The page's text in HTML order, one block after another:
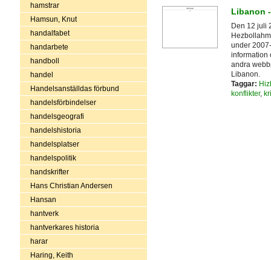
hamstrar
Hamsun, Knut
handalfabet
handarbete
handboll
handel
Handelsanställdas förbund
handelsförbindelser
handelsgeografi
handelshistoria
handelsplatser
handelspolitik
handskrifter
Hans Christian Andersen
Hansan
hantverk
hantverkares historia
harar
Haring, Keith
Libanon
Den 12 juli
under
information
andra
Libanon.
Taggar:
konflikter,